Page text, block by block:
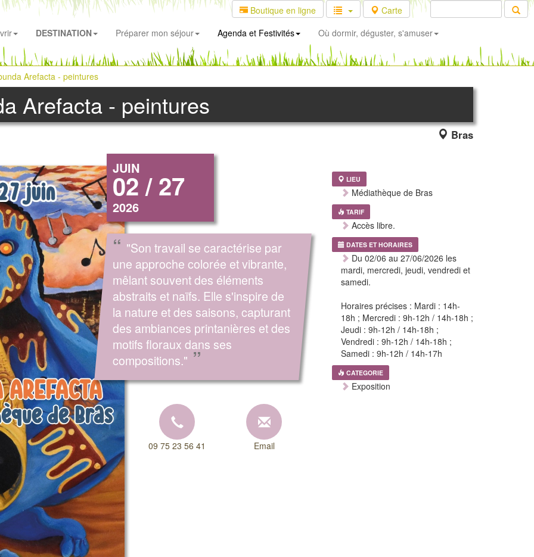
Boutique en ligne
Carte
DESTINATION Préparer mon séjour Agenda et Festivités Où dormir, déguster, s'amuser
Arefacta - peintures
Arefacta - peintures
Bras
JUIN
02 / 27
2026
“ "Son travail se caractérise par
une approche colorée et vibrante,
mêlant souvent des éléments
abstraits et naïfs. Elle s'inspire de
la nature et des saisons, capturant
des ambiances printanières et des
motifs floraux dans ses
compositions." ”
LIEU
Médiathèque de Bras
TARIF
Accès libre.
DATES ET HORAIRES
Du 02/06 au 27/06/2026 les
mardi, mercredi, jeudi, vendredi et
samedi.
Horaires précises : Mardi : 14h-
18h ; Mercredi : 9h-12h / 14h-18h ;
Jeudi : 9h-12h / 14h-18h ;
Vendredi : 9h-12h / 14h-18h ;
Samedi : 9h-12h / 14h-17h
CATEGORIE
Exposition
09 75 23 56 41 Email